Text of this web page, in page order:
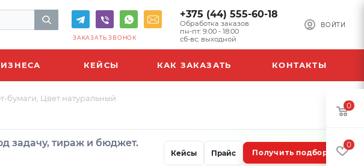
ВОЙТИ
+375 (44) 555-60-18
Обработка заказов
пн-пт: 9:00 - 18:00
сб-вс: выходной
ЗАКАЗАТЬ ЗВОНОК
КЕЙСЫ КАК ЗАКАЗАТЬ КОНТАКТЫ
бумаги, Цвет натуральный
задачу, тираж и бюджет.
Кейсы Прайс Получить подбор
0
0